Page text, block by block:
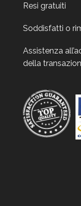
Resi gratuiti
Soddisfatti o
Assistenza
della